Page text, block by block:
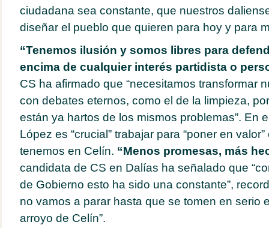
ciudadana sea constante, que nuestros
diseñar el pueblo que quieren para hoy y para
“Tenemos ilusión y somos libres para
encima de cualquier interés partidista o
CS ha afirmado que “necesitamos transformar
con debates eternos, como el de la limpieza,
están ya hartos de los mismos problemas”. En
López es “crucial” trabajar para “poner en
tenemos en Celín. “Menos promesas, más
candidata de CS en Dalías ha señalado que
de Gobierno esto ha sido una constante”,
no vamos a parar hasta que se tomen en serio
arroyo de Celín”.